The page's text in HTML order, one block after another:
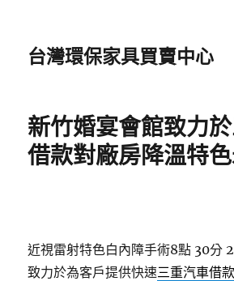
台灣環保家具買賣中心
新竹婚宴會館致力
借款對廠房降溫特
近視雷射特色白內障手術8點 30分
致力於為客戶提供快速三重汽車借